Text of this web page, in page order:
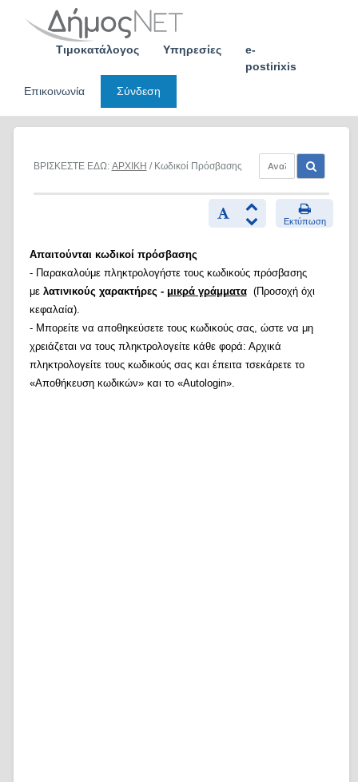
Τιμοκατάλογος Υπηρεσίες
e-
postirixis
Επικοινωνία
Σύνδεση
ΒΡΙΣΚΕΣΤΕ ΕΔΩ: ΑΡΧΙΚΗ / Κωδικοί Πρόσβασης
Εκτύπωση
Απαιτούνται κωδικοί πρόσβασης
- Παρακαλούμε πληκτρολογήστε τους κωδικούς πρόσβασης
με λατινικούς χαρακτήρες - μικρά γράμματα(Προσοχή όχι
κεφαλαία).
- Μπορείτε να αποθηκεύσετε τους κωδικούς σας, ώστε να μη
χρειάζεται να τους πληκτρολογείτε κάθε φορά: Αρχικά
πληκτρολογείτε τους κωδικούς σας και έπειτα τσεκάρετε το
«Αποθήκευση κωδικών» και το «Autologin».